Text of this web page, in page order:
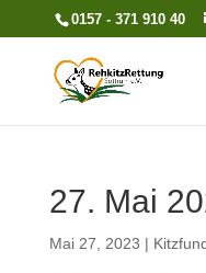
0157 - 371 910 40
27. Mai
Mai 27, 2023 |